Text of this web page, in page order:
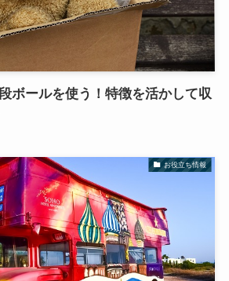
ボールを使う！特徴を活かして収
お役立ち情報